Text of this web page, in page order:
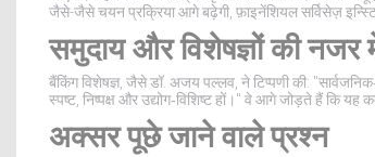
जैसे-जैसे चयन प्रक्रिया आगे बढ़ेगी, फ़ाइनेंशियल सर्विसेज़
समुदाय और विशेषज्ञों की नजर
बैंकिंग विशेषज्ञ, जैसेडॉ. अजय पल्लव , ने टिप्पणी की:
स्पष्ट, निष्पक्ष और उद्योग‑विशिष्ट हों।" वे आगे जोड़ते हैं कि यह
अक्सर पूछे जाने वाले प्रश्न